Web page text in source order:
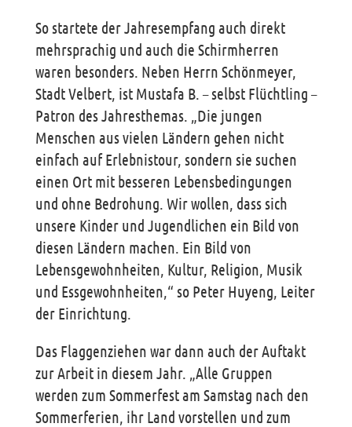
So startete der Jahresempfang auch direkt
mehrsprachig und auch die Schirmherren
waren besonders. Neben Herrn Schönmeyer,
Stadt Velbert, ist Mustafa B. – selbst Flüchtling –
Patron des Jahresthemas. „Die jungen
Menschen aus vielen Ländern gehen nicht
einfach auf Erlebnistour, sondern sie suchen
einen Ort mit besseren Lebensbedingungen
und ohne Bedrohung. Wir wollen, dass sich
unsere Kinder und Jugendlichen ein Bild von
diesen Ländern machen. Ein Bild von
Lebensgewohnheiten, Kultur, Religion, Musik
und Essgewohnheiten,“ so Peter Huyeng, Leiter
der Einrichtung.
Das Flaggenziehen war dann auch der Auftakt
zur Arbeit in diesem Jahr. „Alle Gruppen
werden zum Sommerfest am Samstag nach den
Sommerferien, ihr Land vorstellen und zum